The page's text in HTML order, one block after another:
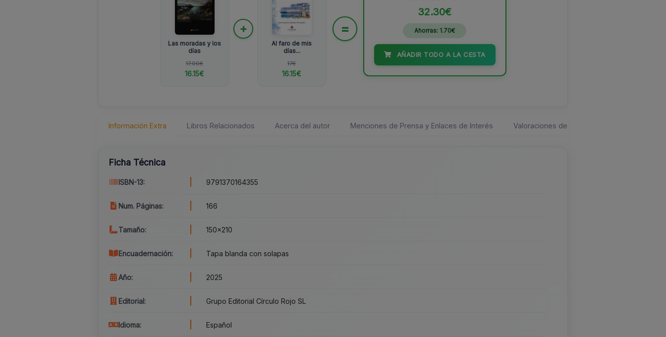
Las moradas y los
días
17.00€
16.15€
+
Al faro de mis
días...
17€
16.15€
=
32.30€
Ahorras: 1.70€
AÑADIR TODO A LA CESTA
Información Extra Libros Relacionados Acerca del autor Menciones de Prensa y Enlaces de Interés Valoraciones de los usuarios
Ficha Técnica
ISBN-13: 9791370164355
Num. Páginas: 166
Tamaño: 150x210
Encuadernación: Tapa blanda con solapas
Año: 2025
Editorial: Grupo Editorial Círculo Rojo SL
Idioma: Español